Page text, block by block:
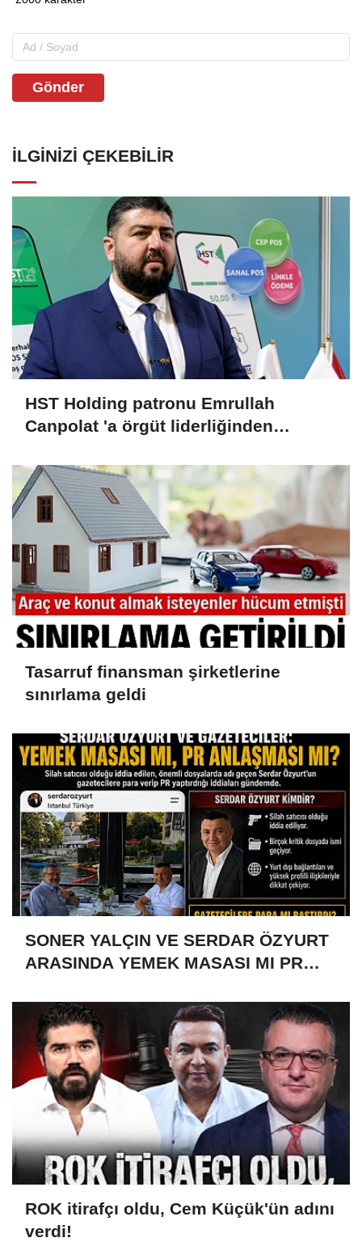
Gönder
İLGINIZI ÇEKEBILIR
HST Holding patronu Emrullah
Canpolat 'a örgüt liderliğinden
malvarlığına el konuldu
Tasarruf finansman şirketlerine
sınırlama geldi
SONER YALÇIN VE SERDAR ÖZYURT
ARASINDA YEMEK MASASI MI PR
ROK itirafçı oldu, Cem Küçük'ün adını
verdi!